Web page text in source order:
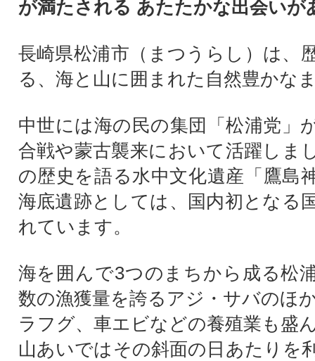
が満たされる あたたかな出会いが
長崎県松浦市（まつうらし）は、
る、海と山に囲まれた自然豊かな
中世には海の民の集団「松浦党」
合戦や蒙古襲来において活躍しま
の歴史を語る水中文化遺産「鷹島
海底遺跡としては、国内初となる
れています。
海を囲んで3つのまちから成る松
数の漁獲量を誇るアジ・サバのほ
ラフグ、車エビなどの養殖業も盛
山あいではその斜面の日あたりを